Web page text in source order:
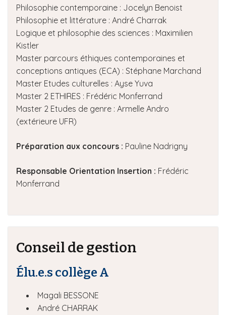
Philosophie contemporaine : Jocelyn Benoist
Philosophie et littérature : André Charrak
Logique et philosophie des sciences : Maximilien
Kistler
Master parcours éthiques contemporaines et
conceptions antiques (ECA) : Stéphane Marchand
Master Etudes culturelles : Ayse Yuva
Master 2 ETHIRES : Frédéric Monferrand
Master 2 Etudes de genre : Armelle Andro
(extérieure UFR)
Préparation aux concours : Pauline Nadrigny
Responsable Orientation Insertion : Frédéric
Monferrand
Conseil de gestion
Élu.e.s collège A
Magali BESSONE
André CHARRAK